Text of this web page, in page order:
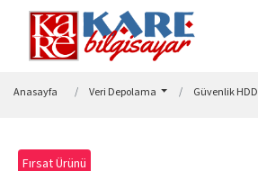
Anasayfa Veri Depolama Güvenlik HDD
Fırsat Ürünü